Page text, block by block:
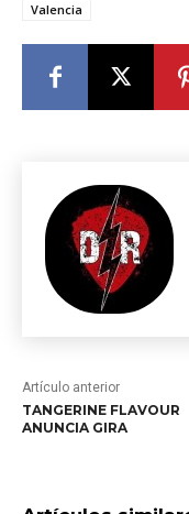
Valencia
Artículo anterior
TANGERINE FLAVOUR
ANUNCIA GIRA